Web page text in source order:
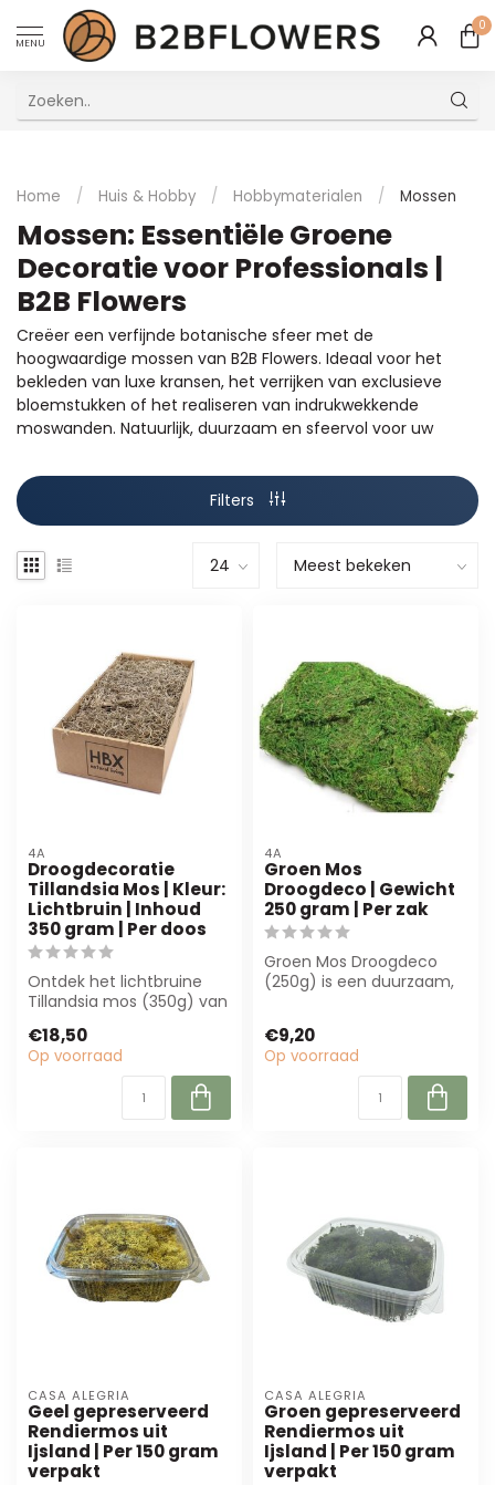
MENU
0
Home / Huis & Hobby / Hobbymaterialen / Mossen
Mossen: Essentiële Groene
Decoratie voor Professionals |
B2B Flowers
Creëer een verfijnde botanische sfeer met de
hoogwaardige mossen van B2B Flowers. Ideaal voor het
bekleden van luxe kransen, het verrijken van exclusieve
bloemstukken of het realiseren van indrukwekkende
moswanden. Natuurlijk, duurzaam en sfeervol voor uw
Filters
4A
Droogdecoratie
Tillandsia Mos | Kleur:
Lichtbruin | Inhoud
350 gram | Per doos
Ontdek het lichtbruine
Tillandsia mos (350g) van
bloemstukken e...
€18,50
Op voorraad
4A
Groen Mos
Droogdeco | Gewicht
250 gram | Per zak
Groen Mos Droogdeco
(250g) is een duurzaam,
€9,20
Op voorraad
CASA ALEGRIA
Geel gepreserveerd
Rendiermos uit
Ijsland | Per 150 gram
verpakt
CASA ALEGRIA
Groen gepreserveerd
Rendiermos uit
Ijsland | Per 150 gram
verpakt